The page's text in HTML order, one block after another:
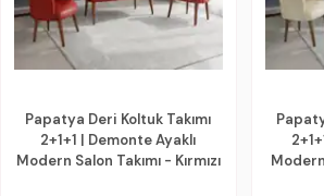
Papatya Deri Koltuk Takımı
2+1+1 | Demonte Ayaklı
Modern Salon Takımı - Kırmızı